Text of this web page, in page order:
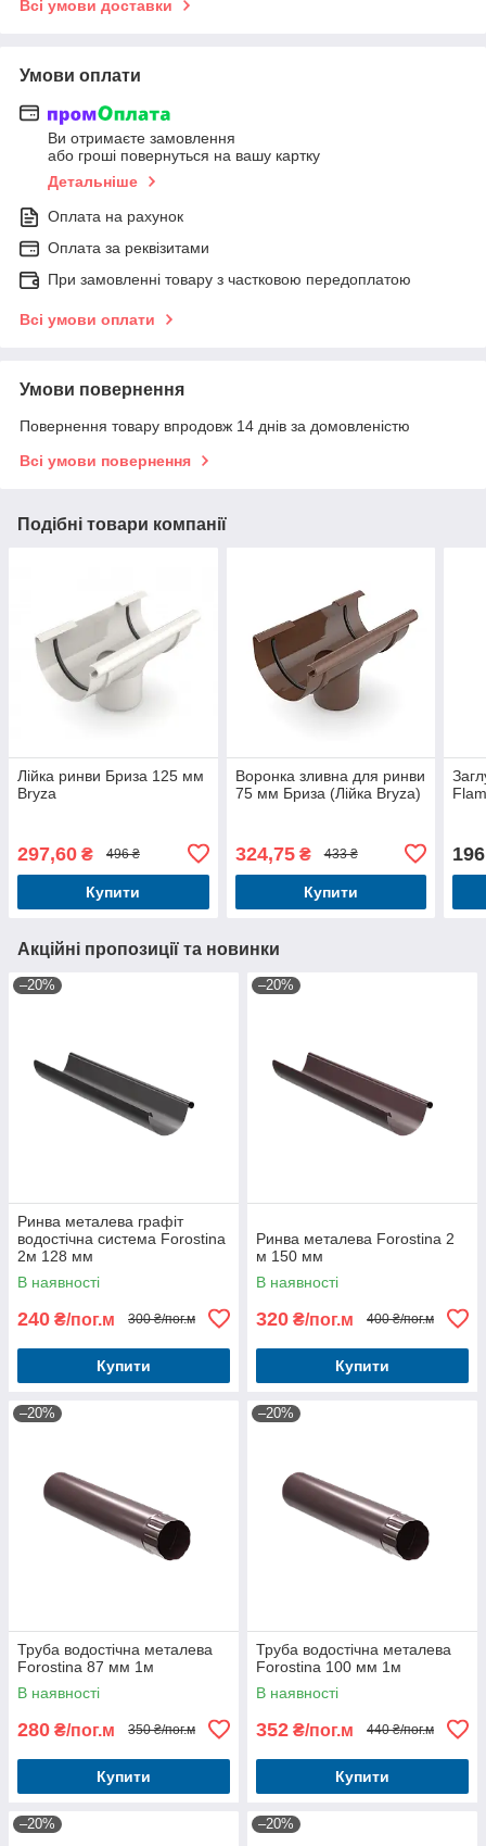
Всі умови доставки
Умови оплати
Ви отримаєте замовлення
або гроші повернуться на вашу картку
Детальніше
Оплата на рахунок
Оплата за реквізитами
При замовленні товару з частковою передоплатою
Всі умови оплати
Умови повернення
Повернення товару впродовж 14 днів за домовленістю
Всі умови повернення
Подібні товари компанії
Лійка ринви Бриза 125 мм
Bryza
297,60 ₴ 496 ₴
Купити
Воронка зливна для ринви
75 мм Бриза (Лійка Bryza)
324,75₴ 433 ₴
Купити
196
Акційні пропозиції та новинки
–20%
Ринва металева графіт
водостічна система Forostina
2м 128 мм
В наявності
240 ₴/пог.м 300 ₴/пог.м
Купити
–20%
Ринва металева Forostina 2
м 150 мм
В наявності
320 ₴/пог.м 400 ₴/пог.м
Купити
–20%
Труба водостічна металева
Forostina 87 мм 1м
В наявності
280 ₴/пог.м 350 ₴/пог.м
Купити
–20%
Труба водостічна металева
Forostina 100 мм 1м
В наявності
352 ₴/пог.м 440 ₴/пог.м
Купити
–20% –20%